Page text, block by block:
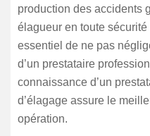
production des accidents
élagueur en toute
essentiel de ne pas
d’un prestataire
connaissance d’un
d’élagage assure le
opération.